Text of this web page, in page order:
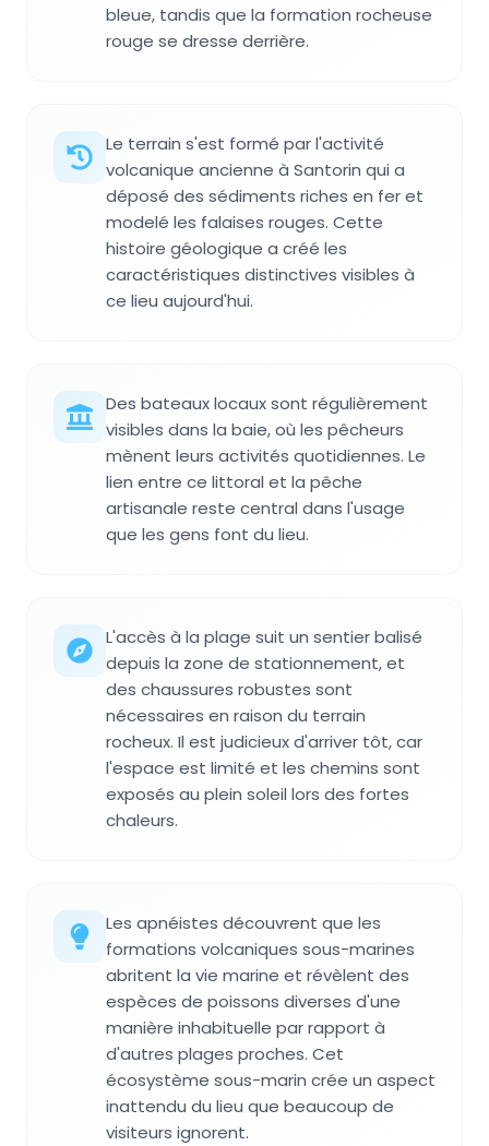
bleue, tandis que la formation rocheuse
rouge se dresse derrière.
Le terrain s'est formé par l'activité
volcanique ancienne à Santorin qui a
déposé des sédiments riches en fer et
modelé les falaises rouges. Cette
histoire géologique a créé les
caractéristiques distinctives visibles à
ce lieu aujourd'hui.
Des bateaux locaux sont régulièrement
visibles dans la baie, où les pêcheurs
mènent leurs activités quotidiennes. Le
lien entre ce littoral et la pêche
artisanale reste central dans l'usage
que les gens font du lieu.
L'accès à la plage suit un sentier balisé
depuis la zone de stationnement, et
des chaussures robustes sont
nécessaires en raison du terrain
rocheux. Il est judicieux d'arriver tôt, car
l'espace est limité et les chemins sont
exposés au plein soleil lors des fortes
chaleurs.
Les apnéistes découvrent que les
formations volcaniques sous-marines
abritent la vie marine et révèlent des
espèces de poissons diverses d'une
manière inhabituelle par rapport à
d'autres plages proches. Cet
écosystème sous-marin crée un aspect
inattendu du lieu que beaucoup de
visiteurs ignorent.